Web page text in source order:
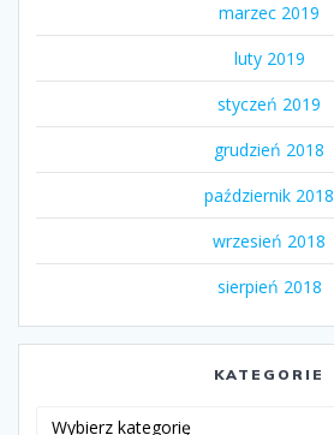
marzec 2019
luty 2019
styczeń 2019
grudzień 2018
październik 2018
wrzesień 2018
sierpień 2018
KATEGORIE